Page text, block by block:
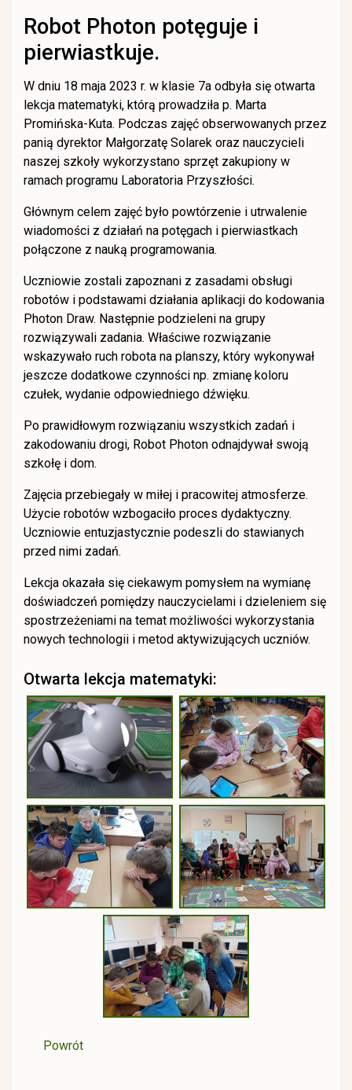
Robot Photon potęguje i
pierwiastkuje.
W dniu 18 maja 2023 r. w klasie 7a odbyła się otwarta
lekcja matematyki, którą prowadziła p. Marta
Promińska-Kuta. Podczas zajęć obserwowanych przez
panią dyrektor Małgorzatę Solarek oraz nauczycieli
naszej szkoły wykorzystano sprzęt zakupiony w
ramach programu Laboratoria Przyszłości.
Głównym celem zajęć było powtórzenie i utrwalenie
wiadomości z działań na potęgach i pierwiastkach
połączone z nauką programowania.
Uczniowie zostali zapoznani z zasadami obsługi
robotów i podstawami działania aplikacji do kodowania
Photon Draw. Następnie podzieleni na grupy
rozwiązywali zadania. Właściwe rozwiązanie
wskazywało ruch robota na planszy, który wykonywał
jeszcze dodatkowe czynności np. zmianę koloru
czułek, wydanie odpowiedniego dźwięku.
Po prawidłowym rozwiązaniu wszystkich zadań i
zakodowaniu drogi, Robot Photon odnajdywał swoją
szkołę i dom.
Zajęcia przebiegały w miłej i pracowitej atmosferze.
Użycie robotów wzbogaciło proces dydaktyczny.
Uczniowie entuzjastycznie podeszli do stawianych
przed nimi zadań.
Lekcja okazała się ciekawym pomysłem na wymianę
doświadczeń pomiędzy nauczycielami i dzieleniem się
spostrzeżeniami na temat możliwości wykorzystania
nowych technologii i metod aktywizujących uczniów.
Otwarta lekcja matematyki:
Powrót